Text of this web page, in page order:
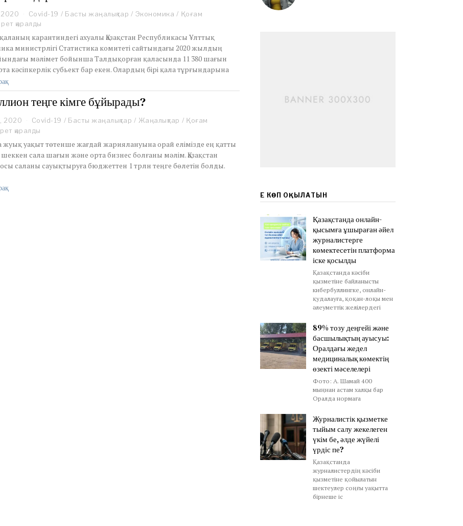
2020
u
e
2
,
2
Covid-19 / Басты жаңалықтар / Экономика / Қоғам
қаралды
карантиндегі ахуалы Қазақстан Республикасы Ұлттық
министрлігі Статистика комитеті сайтындағы 2020 жылдың
мәлімет бойынша Талдықорған қаласында 11 380 шағын
кәсіпкерлік субьект бар екен. Олардың бірі қала тұрғындарына
теңге кімге бұйырады?
2020
u
e
2
,
Covid-19 / Басты жаңалықтар / Жаңалықтар / Қоғам
қаралды
жуық уақыт төтенше жағдай жариялануына орай елімізде ең қатты
сала шағын және орта бизнес болғаны мәлім. Қазақстан
осы саланы сауықтыруға бюджеттен 1 трлн теңге бөлетін болды.
ЕҢ КӨП ОҚЫЛАТЫН
Қазақстанда онлайн-
қысымға ұшыраған әйел
журналистерге
көмектесетін платформа
іске қосылды
Қазақстанда кәсіби
қызметіне байланысты
кибербуллингке, онлайн-
қудалауға, қоқан-лоқы мен
әлеуметтік желілердегі
89% тозу деңгейі және
басшылықтың ауысуы:
Оралдағы жедел
медициналық көмектің
өзекті мәселелері
Фото: А. Шамай 400
мыңнан астам халқы бар
Оралда нормаға
Журналистік қызметке
тыйым салу жекелеген
үкім бе, әлде жүйелі
үрдіс пе?
Қазақстанда
журналистердің кәсіби
қызметіне қойылатын
шектеулер соңғы уақытта
бірнеше іс